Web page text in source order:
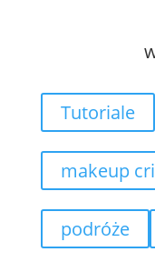
Tutoriale
makeup
podróże